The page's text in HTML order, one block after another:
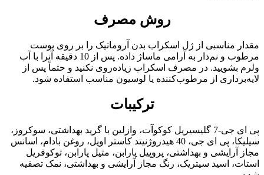
روش مصرف
مقدار مناسبی از ژل اسکراب بدن آروماتیک را بر روی پوست
مرطوب و نم‌دار به آرامی ماساژ داده. پس از 10 دقیقه آنرا با آب
ولرم بشویید. در مصرف اسکراب زیاده‌روی نکنید و حتماً پس از
لایه‌برداری از مرطوب‌کننده یا لوسیون مناسب استفاده شود.
ترکیبات
پی ای جی-7 گلیسیریل کوکوآت، وازلین با گرید بهداشتی، سوکروز،
سیلیکا، پی ای جی، 40 هیدروژنیتد کاستر اویل، روغن بادام، اسانس
مجاز آرایشی و بهداشتی، پروپیل پارابن، متیل پارابن، توکوفریل
استات، اسید سیتریک، رنگ مجاز آرایشی و بهداشتی، نمک تصفیه